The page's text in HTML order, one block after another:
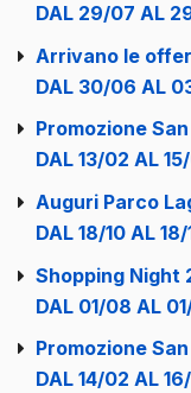
DAL 29/07 AL
Arrivano le
DAL 30/06 AL
Promozione
DAL 13/02 AL
Auguri Parco
DAL 18/10 AL
Shopping Night
DAL 01/08 AL
Promozione
DAL 14/02 AL